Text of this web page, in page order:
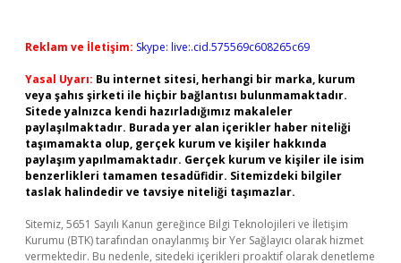
Reklam ve İletişim: Skype: live:.cid.575569c608265c69
Yasal Uyarı: Bu internet sitesi, herhangi bir marka, kurum
veya şahıs şirketi ile hiçbir bağlantısı bulunmamaktadır.
Sitede yalnızca kendi hazırladığımız makaleler
paylaşılmaktadır. Burada yer alan içerikler haber niteliği
taşımamakta olup, gerçek kurum ve kişiler hakkında
paylaşım yapılmamaktadır. Gerçek kurum ve kişiler ile isim
benzerlikleri tamamen tesadüfidir. Sitemizdeki bilgiler
taslak halindedir ve tavsiye niteliği taşımazlar.
Sitemiz, 5651 Sayılı Kanun gereğince Bilgi Teknolojileri ve İletişim
Kurumu (BTK) tarafından onaylanmış bir Yer Sağlayıcı olarak hizmet
vermektedir. Bu nedenle, sitedeki içerikleri proaktif olarak denetleme